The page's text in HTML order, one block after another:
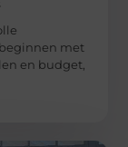
met
en budget,